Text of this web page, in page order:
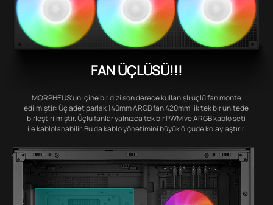
FAN ÜÇLÜSÜ!!!
MORPHEUS'un içine bir dizi son derece kullanışlı üçlü fan monte
edilmiştir: Üç adet parlak 140mm ARGB fan 420mm'lik tek bir ünitede
birleştirilmiştir. Üçlü fanlar yalnızca tek bir PWM ve ARGB kablo seti
ile kablolanabilir. Bu da kablo yönetimini büyük ölçüde kolaylaştırır.